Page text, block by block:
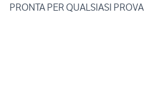
PRONTA PER QUALSIASI PROVA